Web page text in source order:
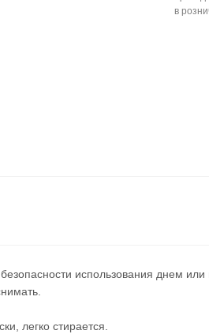
в
использования днем или
легко стирается.